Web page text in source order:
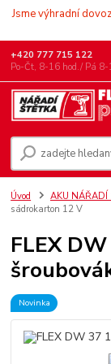
Jsme výhradní
+420 777 715 122
Po-Čt, 8-16 hod./ Pá 8-
Úvod AKU NÁŘADÍ
sádrokarton 12 V
FLEX
Novinka